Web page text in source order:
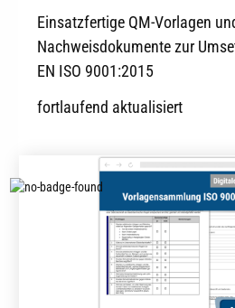
Einsatzfertige QM-Vorlagen
Nachweisdokumente zur
EN ISO 9001:2015
fortlaufend aktualisiert